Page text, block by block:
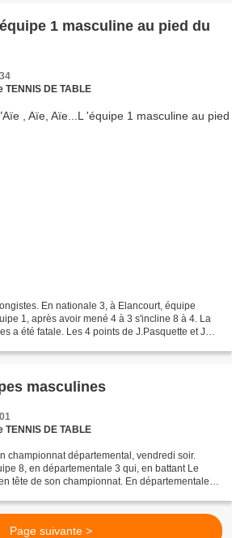
1 masculine au pied du
DE TABLE
En nationale 3, à Elancourt, équipe
1, après avoir mené 4 à 3 s'incline 8 à 4. La
a été fatale. Les 4 points de J.Pasquette et JM
masculines
DE TABLE
championnat départemental, vendredi soir.
8, en départementale 3 qui, en battant Le
tête de son championnat. En départementale 3
Page suivante >